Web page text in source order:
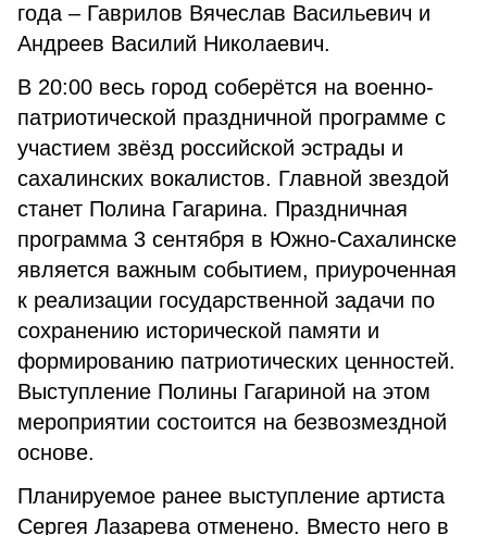
года – Гаврилов Вячеслав Васильевич и
Андреев Василий Николаевич.
В 20:00 весь город соберётся на военно-
патриотической праздничной программе с
участием звёзд российской эстрады и
сахалинских вокалистов. Главной звездой
станет Полина Гагарина. Праздничная
программа 3 сентября в Южно-Сахалинске
является важным событием, приуроченная
к реализации государственной задачи по
сохранению исторической памяти и
формированию патриотических ценностей.
Выступление Полины Гагариной на этом
мероприятии состоится на безвозмездной
основе.
Планируемое ранее выступление артиста
Сергея Лазарева отменено. Вместо него в